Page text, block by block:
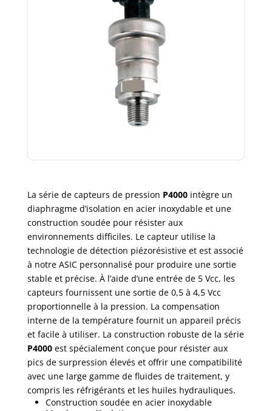
La série de capteurs de pression P4000intègre un
diaphragme d’isolation en acier inoxydable et une
construction soudée pour résister aux
environnements difficiles. Le capteur utilise la
technologie de détection piézorésistive et est associé
à notre ASIC personnalisé pour produire une sortie
stable et précise. À l’aide d’une entrée de 5 Vcc, les
capteurs fournissent une sortie de 0,5 à 4,5 Vcc
proportionnelle à la pression. La compensation
interne de la température fournit un appareil précis
et facile à utiliser. La construction robuste de la série
P4000est spécialement conçue pour résister aux
pics de surpression élevés et offrir une compatibilité
avec une large gamme de fluides de traitement, y
compris les réfrigérants et les huiles hydrauliques.
Construction soudée en acier inoxydable